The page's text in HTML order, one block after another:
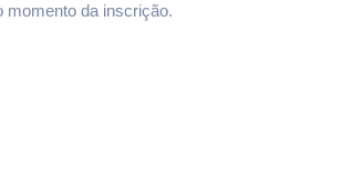
momento da inscrição.